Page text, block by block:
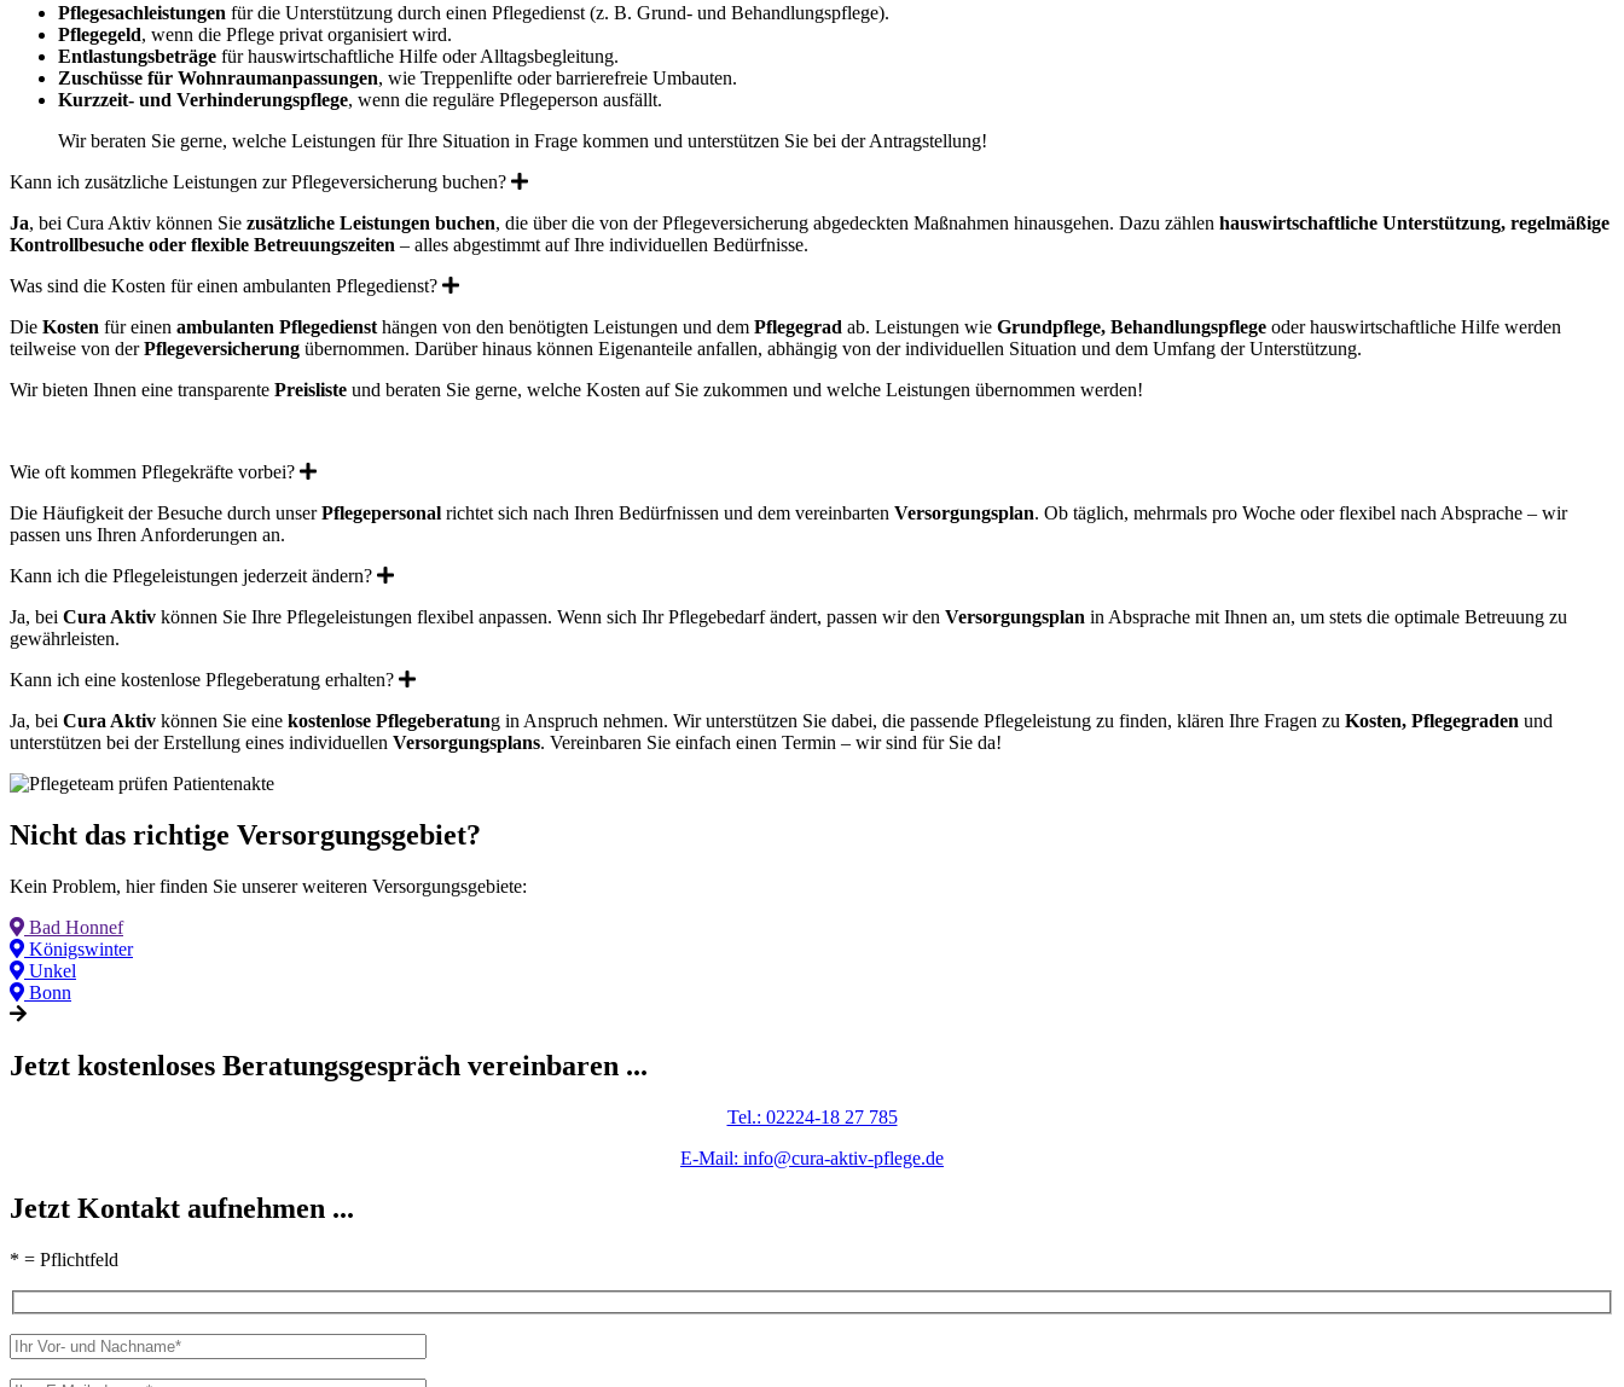
Pflegesachleistungen für die Unterstützung durch einen Pflegedienst (z. B. Grund- und Behandlungspflege).
Pflegegeld, wenn die Pflege privat organisiert wird.
Entlastungsbeträge für hauswirtschaftliche Hilfe oder Alltagsbegleitung.
Zuschüsse für Wohnraumanpassungen, wie Treppenlifte oder barrierefreie Umbauten.
Kurzzeit- und Verhinderungspflege, wenn die reguläre Pflegeperson ausfällt.
Wir beraten Sie gerne, welche Leistungen für Ihre Situation in Frage kommen und unterstützen Sie bei der Antragstellung!
Kann ich zusätzliche Leistungen zur Pflegeversicherung buchen?
Expand
Ja, bei Cura Aktiv können Sie zusätzliche Leistungen buchen, die über die von der Pflegeversicherung abgedeckten Maßnahmen hinausgehen. Dazu zählen hauswirtschaftliche Unterstützung, regelmäßige
Kontrollbesuche oder flexible Betreuungszeiten – alles abgestimmt auf Ihre individuellen Bedürfnisse.
Was sind die Kosten für einen ambulanten Pflegedienst?
Expand
Die Kosten für einen ambulanten Pflegedienst hängen von den benötigten Leistungen und dem Pflegegrad ab. Leistungen wie Grundpflege, Behandlungspflege oder hauswirtschaftliche Hilfe werden
teilweise von derPflegeversicherung übernommen. Darüber hinaus können Eigenanteile anfallen, abhängig von der individuellen Situation und dem Umfang der Unterstützung.
Wir bieten Ihnen eine transparente Preisliste und beraten Sie gerne, welche Kosten auf Sie zukommen und welche Leistungen übernommen werden!
Wie oft kommen Pflegekräfte vorbei? Expand
Die Häufigkeit der Besuche durch unserPflegepersonal richtet sich nach Ihren Bedürfnissen und dem vereinbarten Versorgungsplan. Ob täglich, mehrmals pro Woche oder flexibel nach Absprache – wir
passen uns Ihren Anforderungen an.
Kann ich die Pflegeleistungen jederzeit ändern?
Expand
Ja, bei Cura Aktiv können Sie Ihre Pflegeleistungen flexibel anpassen. Wenn sich Ihr Pflegebedarf ändert, passen wir den Versorgungsplan in Absprache mit Ihnen an, um stets die optimale Betreuung zu
gewährleisten.
Kann ich eine kostenlose Pflegeberatung erhalten?
Expand
Ja, bei Cura Aktiv können Sie eine kostenlose Pflegeberatung in Anspruch nehmen. Wir unterstützen Sie dabei, die passende Pflegeleistung zu finden, klären Ihre Fragen zu Kosten, Pflegegraden und
unterstützen bei der Erstellung eines individuellen Versorgungsplans. Vereinbaren Sie einfach einen Termin – wir sind für Sie da!
Nicht das richtige Versorgungsgebiet?
Kein Problem, hier finden Sie unserer weiteren Versorgungsgebiete:
Bad Honnef
Königswinter
Unkel
Bonn
Jetzt kostenloses Beratungsgespräch vereinbaren ...
Tel.: 02224-18 27 785
E-Mail: info@cura-aktiv-pflege.de
Jetzt Kontakt aufnehmen ...
* = Pflichtfeld